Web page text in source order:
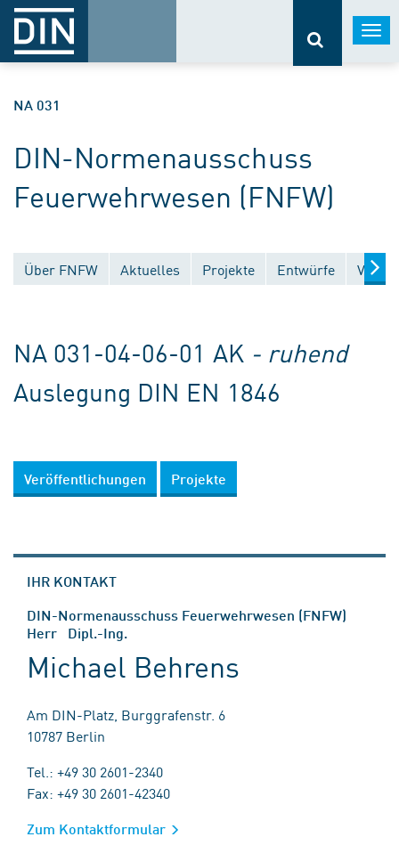
NA 031
DIN-Normenausschuss
Feuerwehrwesen (FNFW)
Über FNFW Aktuelles Projekte Entwürfe
NA 031-04-06-01 AK - ruhend
Auslegung DIN EN 1846
Veröffentlichungen Projekte
IHR KONTAKT
DIN-Normenausschuss Feuerwehrwesen (FNFW)
Herr Dipl.-Ing.
Michael Behrens
Am DIN-Platz, Burggrafenstr. 6
10787 Berlin
Tel.: +49 30 2601-2340
Fax: +49 30 2601-42340
Zum Kontaktformular